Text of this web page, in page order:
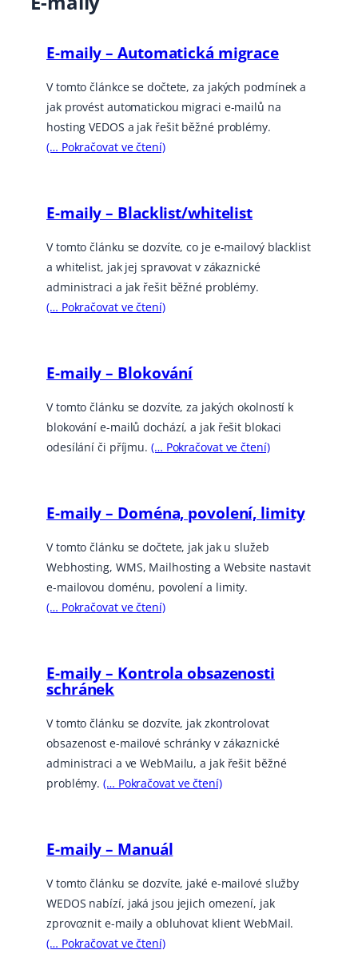
E-maily – Automatická migrace
V tomto článkce se dočtete, za jakých podmínek a
jak provést automatickou migraci e-mailů na
hosting VEDOS a jak řešit běžné problémy.
(… Pokračovat ve čtení)
E-maily – Blacklist/whitelist
V tomto článku se dozvíte, co je e-mailový blacklist
a whitelist, jak jej spravovat v zákaznické
administraci a jak řešit běžné problémy.
(… Pokračovat ve čtení)
E-maily – Blokování
V tomto článku se dozvíte, za jakých okolností k
blokování e-mailů dochází, a jak řešit blokaci
odesílání či příjmu. (… Pokračovat ve čtení)
E-maily – Doména, povolení, limity
V tomto článku se dočtete, jak jak u služeb
Webhosting, WMS, Mailhosting a Website nastavit
e-mailovou doménu, povolení a limity.
(… Pokračovat ve čtení)
E-maily – Kontrola obsazenosti
schránek
V tomto článku se dozvíte, jak zkontrolovat
obsazenost e-mailové schránky v zákaznické
administraci a ve WebMailu, a jak řešit běžné
problémy.(… Pokračovat ve čtení)
E-maily – Manuál
V tomto článku se dozvíte, jaké e-mailové služby
WEDOS nabízí, jaká jsou jejich omezení, jak
zprovoznit e-maily a obluhovat klient WebMail.
(… Pokračovat ve čtení)